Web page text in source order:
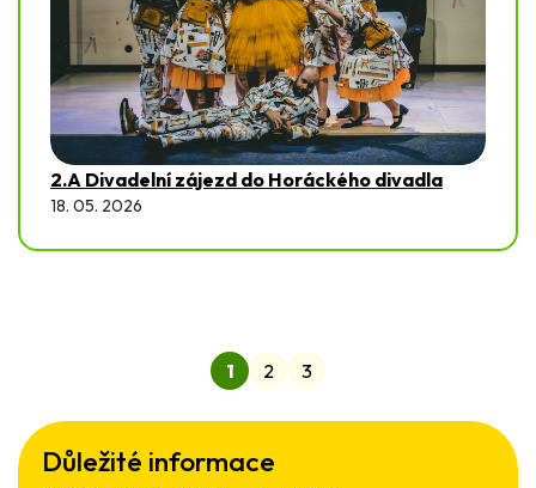
Důležité informace
2.A Divadelní zájezd do Horáckého divadla
18. 05. 2026
1 2 3